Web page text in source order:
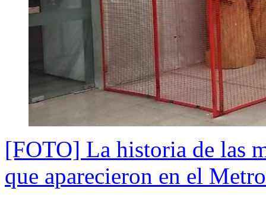
[FOTO] La historia de las
que aparecieron en el